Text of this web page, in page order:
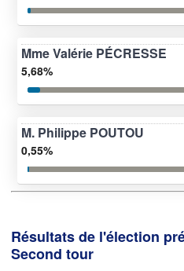
Mme Valérie PÉCRESSE
5,68%
M. Philippe POUTOU
0,55%
Résultats de l'élection
Second tour